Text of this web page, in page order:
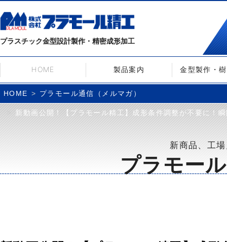
プラスチック金型設計製作・精密成形加工
HOME 製品案内 金型製作・
HOME プラモール通信（メルマガ）
新動画公開！【プラモール精工】成形条件調整が不要に！
新商品、工
プラモー